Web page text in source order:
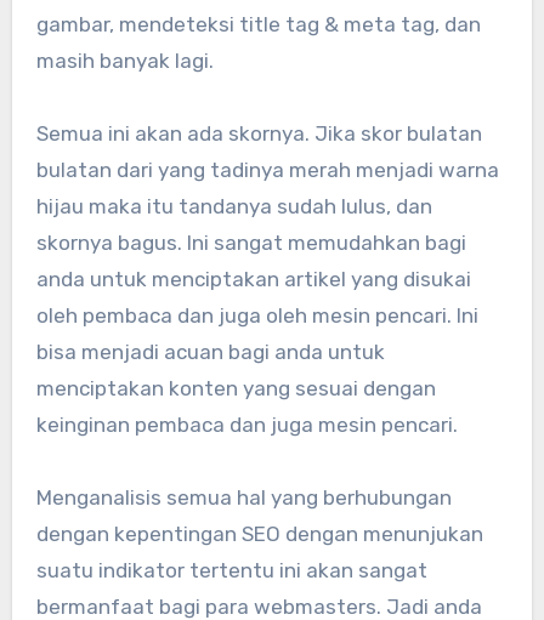
gambar, mendeteksi title tag & meta tag, dan
masih banyak lagi.
Semua ini akan ada skornya. Jika skor bulatan
bulatan dari yang tadinya merah menjadi warna
hijau maka itu tandanya sudah lulus, dan
skornya bagus. Ini sangat memudahkan bagi
anda untuk menciptakan artikel yang disukai
oleh pembaca dan juga oleh mesin pencari. Ini
bisa menjadi acuan bagi anda untuk
menciptakan konten yang sesuai dengan
keinginan pembaca dan juga mesin pencari.
Menganalisis semua hal yang berhubungan
dengan kepentingan SEO dengan menunjukan
suatu indikator tertentu ini akan sangat
bermanfaat bagi para webmasters. Jadi anda